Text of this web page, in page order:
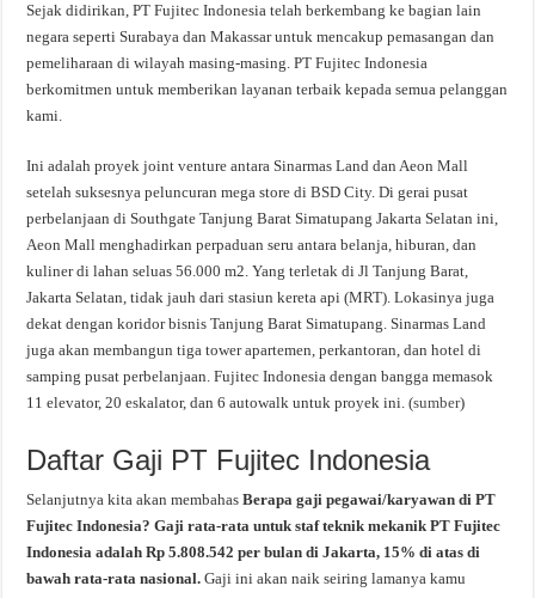
Sejak didirikan, PT Fujitec Indonesia telah berkembang ke bagian lain
negara seperti Surabaya dan Makassar untuk mencakup pemasangan dan
pemeliharaan di wilayah masing-masing. PT Fujitec Indonesia
berkomitmen untuk memberikan layanan terbaik kepada semua pelanggan
kami.
Ini adalah proyek joint venture antara Sinarmas Land dan Aeon Mall
setelah suksesnya peluncuran mega store di BSD City. Di gerai pusat
perbelanjaan di Southgate Tanjung Barat Simatupang Jakarta Selatan ini,
Aeon Mall menghadirkan perpaduan seru antara belanja, hiburan, dan
kuliner di lahan seluas 56.000 m2. Yang terletak di Jl Tanjung Barat,
Jakarta Selatan, tidak jauh dari stasiun kereta api (MRT). Lokasinya juga
dekat dengan koridor bisnis Tanjung Barat Simatupang. Sinarmas Land
juga akan membangun tiga tower apartemen, perkantoran, dan hotel di
samping pusat perbelanjaan. Fujitec Indonesia dengan bangga memasok
11 elevator, 20 eskalator, dan 6 autowalk untuk proyek ini. (sumber)
Daftar Gaji PT Fujitec Indonesia
Selanjutnya kita akan membahasBerapa gaji pegawai/karyawan di PT
Fujitec Indonesia? Gaji rata-rata untuk staf teknik mekanik PT Fujitec
Indonesia adalah Rp 5.808.542 per bulan di Jakarta, 15% di atas di
bawah rata-rata nasional.Gaji ini akan naik seiring lamanya kamu